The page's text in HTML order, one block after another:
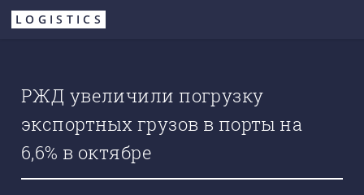
Перейти
LOGISTICS
РЖД увеличили погрузку
экспортных грузов в порты на
6,6% в октябре